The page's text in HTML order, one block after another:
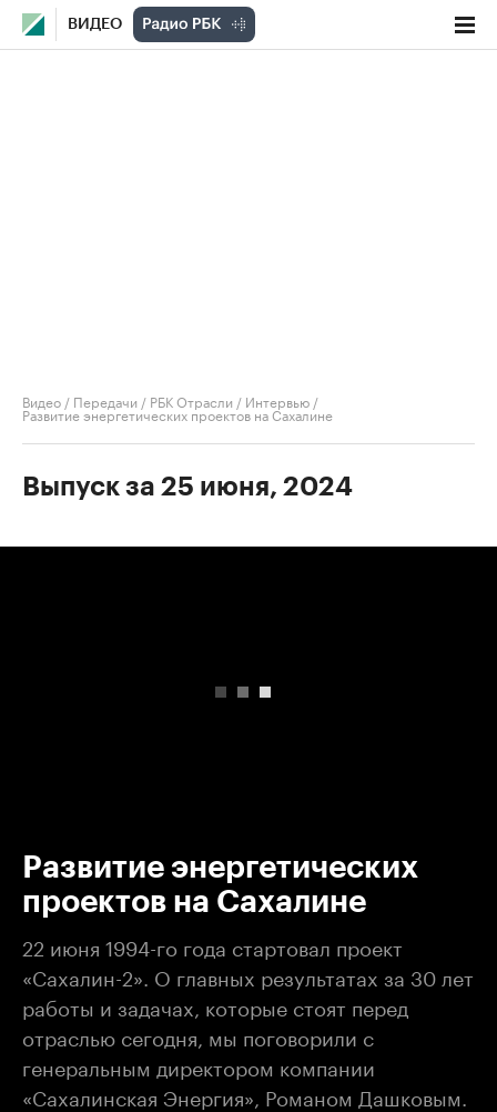
ВИДЕО
Видео / Передачи / РБК Отрасли / Интервью /
Развитие энергетических проектов на Сахалине
Выпуск за 25 июня, 2024
Развитие энергетических
проектов на Сахалине
22 июня 1994-го года стартовал проект
«Сахалин-2». О главных результатах за 30 лет
работы и задачах, которые стоят перед
отраслью сегодня, мы поговорили с
генеральным директором компании
«Сахалинская Энергия», Романом Дашковым.